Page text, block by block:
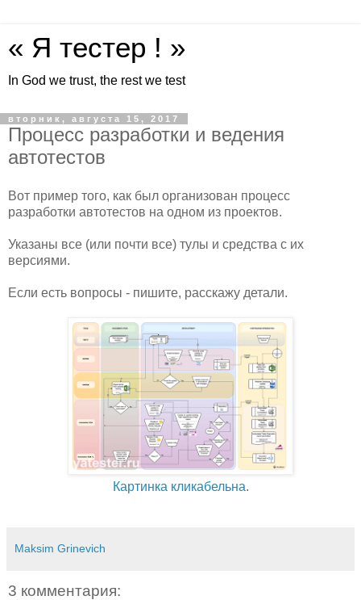
« Я тестер ! »
In God we trust, the rest we test
вторник, августа 15, 2017
Процесс разработки и ведения
автотестов
Вот пример того, как был организован процесс
разработки автотестов на одном из проектов.
Указаны все (или почти все) тулы и средства с их
версиями.
Если есть вопросы - пишите, расскажу детали.
Картинка кликабельна.
Maksim Grinevich
3 комментария: